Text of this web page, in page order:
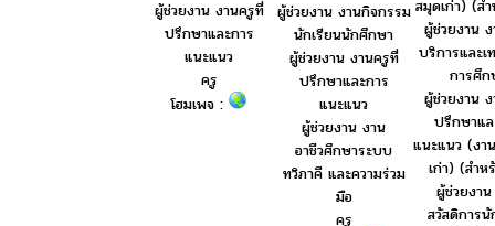
ผู้ช่วยงาน งานครูที่
ปรึกษาและการ
แนะแนว
ครู
โฮมเพจ :
ผู้ช่วยงาน งานกิจกรรม
นักเรียนนักศึกษา
ผู้ช่วยงาน งานครูที่
ปรึกษาและการ
แนะแนว
ผู้ช่วยงาน งาน
อาชีวศึกษาระบบ
ทวิภาคี และความร่วม
มือ
ครู
สมุดเก่า) (ส
ผู้ช่วยงาน
บริการและเ
การศึก
ผู้ช่วยงาน
ปรึกษาแ
แนะแนว (งา
เก่า) (สำ
ผู้ช่วยงา
สวัสดิการนั